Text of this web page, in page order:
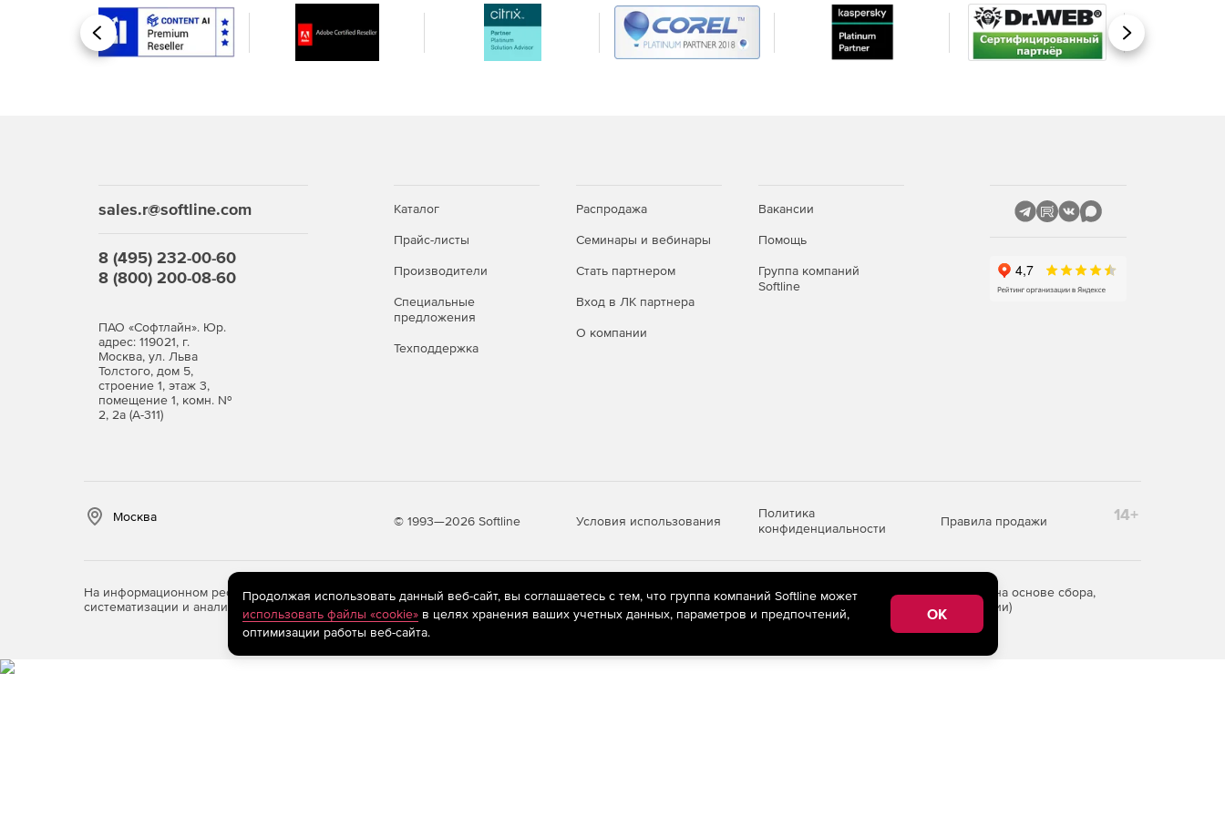
Steel-Concrete-Wood – расчет и проектирование металлических, железобетонных, армокаменных и
деревянных конструкций с возможностью расчета фундаментов.
Pipe: расчет элементов трубопроводов.
Продукт APM Civil Engineeiring зарегистрирован в Реестре российских программ для ЭВМ и баз данных.
Обзор возможностей «APM Civil Engineering»
Назад Вперед
sales.r@softline.com
8 (495) 232-00-60
8 (800) 200-08-60
ПАО «Софтлайн». Юр.
адрес: 119021, г.
Москва, ул. Льва
Толстого, дом 5,
строение 1, этаж 3,
помещение 1, комн. №
2, 2а (А-311)
Каталог
Прайс-листы
Производители
Специальные
предложения
Техподдержка
Распродажа
Семинары и вебинары
Стать партнером
Вход в ЛК партнера
О компании
Вакансии
Помощь
Группа компаний
Softline
Москва © 1993—2026 Softline Условия использования
Политика
конфиденциальности
Правила продажи 14+
На информационном ресурсе store.softline.ru применяютсярекомендательные технологии(информационные технологии предоставления информации на основе сбора,
систематизации и анализа сведений, относящихся к предпочтениям пользователей сети «Интернет», находящихся на территории Российской Федерации)
Продолжая использовать данный веб-сайт, вы соглашаетесь с тем, что группа компаний Softline может
использовать файлы «cookie»в целях хранения ваших учетных данных, параметров и предпочтений,
оптимизации работы веб-сайта.
OK